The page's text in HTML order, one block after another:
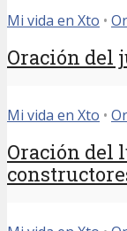
Mi vida en Xto •
Oración del
Mi vida en Xto •
Oración del